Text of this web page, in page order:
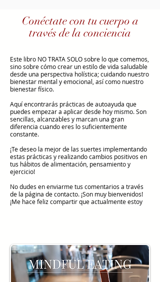
Conéctate con tu cuerpo a
través de la conciencia
Este libro NO TRATA SOLO sobre lo que comemos,
sino sobre cómo crear un estilo de vida saludable
desde una perspectiva holística; cuidando nuestro
bienestar mental y emocional, así como nuestro
bienestar físico.
Aquí encontrarás prácticas de autoayuda que
puedes empezar a aplicar desde hoy mismo. Son
sencillas, alcanzables y marcan una gran
diferencia cuando eres lo suficientemente
constante.
¡Te deseo la mejor de las suertes implementando
estas prácticas y realizando cambios positivos en
tus hábitos de alimentación, pensamiento y
ejercicio!
No dudes en enviarme tus comentarios a través
de la página de contacto. ¡Son muy bienvenidos!
¡Me hace feliz compartir que actualmente estoy